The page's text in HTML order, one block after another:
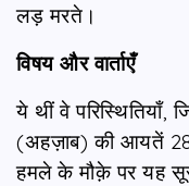
लड़ मरते।
विषय और वार्ताएँ
ये थीं वे
(अहज़ाब) की आयतें
हमले के मौक़े पर यह